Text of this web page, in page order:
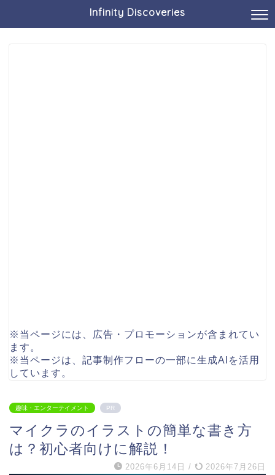
Infinity Discoveries
※当ページには、広告・プロモーションが含まれてい
ます。
※当ページは、記事制作フローの一部に生成AIを活用
しています。
趣味・エンターテイメント PR
マイクラのイラストの簡単な書き方
は？初心者向けに解説！
2026年6月14日 / 2026年7月26日